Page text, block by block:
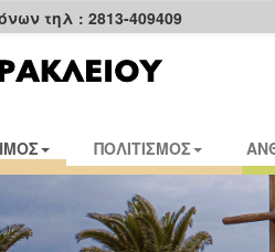
τηλ : 2813-409409
ΠΟΛΙΤΙΣΜΟΣ